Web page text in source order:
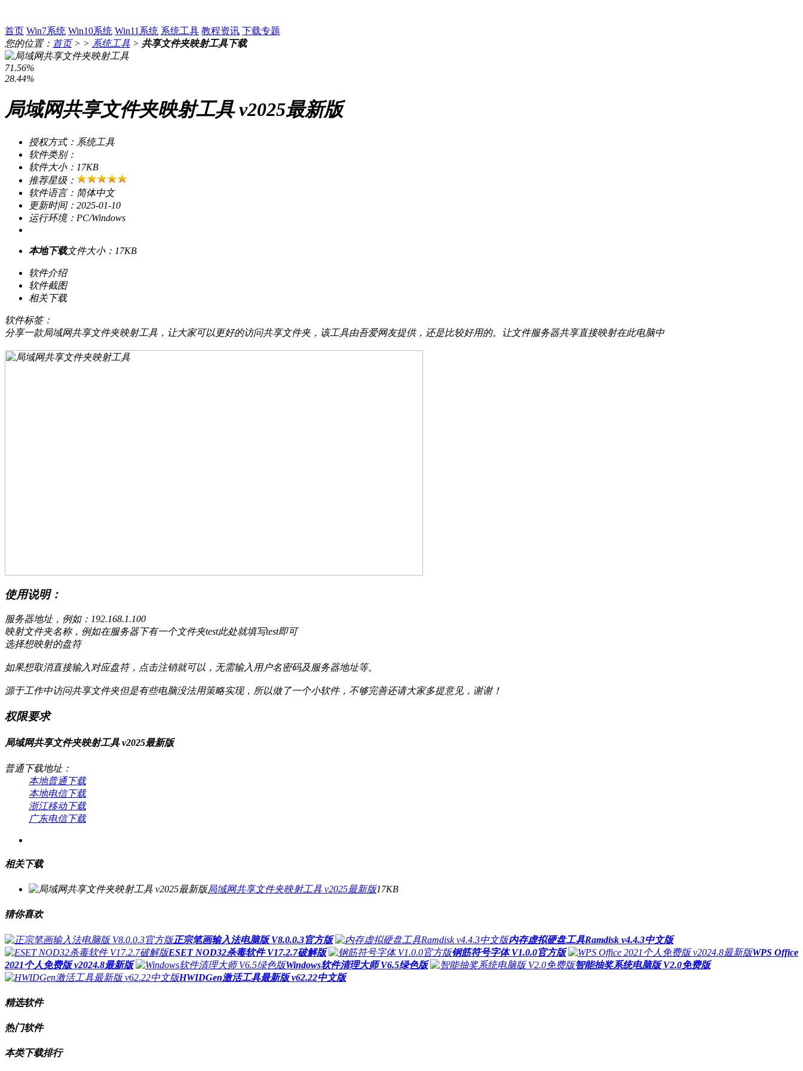
首页 Win7系统 Win10系统 Win11系统 系统工具 教程资讯 下载专题
您的位置： 首页> > 系统工具 > 共享文件夹映射工具下载
71.56%
28.44%
局域网共享文件夹映射工具 v2025最新版
授权方式：系统工具
软件类别：
软件大小：17KB
推荐星级：
软件语言：简体中文
更新时间：2025-01-10
运行环境：PC/Windows
本地下载文件大小：17KB
软件介绍
软件截图
相关下载
软件标签：
分享一款局域网共享文件夹映射工具，让大家可以更好的访问共享文件夹，该工具由吾爱网友提供，还是比较好用的。让文件服务器共享直接映射在此电脑中
使用说明：
服务器地址，例如：192.168.1.100
映射文件夹名称，例如在服务器下有一个文件夹test此处就填写test即可
选择想映射的盘符
如果想取消直接输入对应盘符，点击注销就可以，无需输入用户名密码及服务器地址等。
源于工作中访问共享文件夹但是有些电脑没法用策略实现，所以做了一个小软件，不够完善还请大家多提意见，谢谢！
权限要求
局域网共享文件夹映射工具 v2025最新版
普通下载地址：
本地普通下载
本地电信下载
浙江移动下载
广东电信下载
相关下载
局域网共享文件夹映射工具 v2025最新版17KB
猜你喜欢
正宗笔画输入法电脑版 V8.0.0.3官方版
内存虚拟硬盘工具Ramdisk v4.4.3中文版
ESET NOD32杀毒软件 V17.2.7破解版
钢筋符号字体 V1.0.0官方版
WPS Office
2021个人免费版 v2024.8最新版
Windows软件清理大师 V6.5绿色版
智能抽奖系统电脑版 V2.0免费版
HWIDGen激活工具最新版 v62.22中文版
精选软件
热门软件
本类下载排行